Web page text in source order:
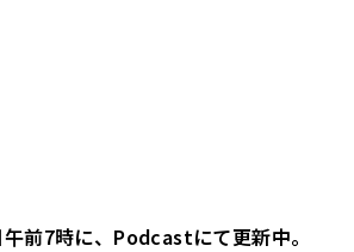
前7時に、Podcastにて更新中。